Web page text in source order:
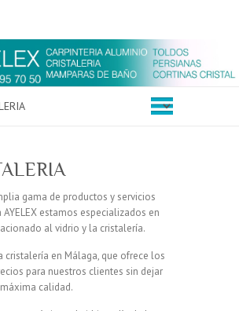
gama de productos y servicios
AYELEX estamos especializados en
al vidrio y la cristalería.
cristalería en Málaga, que ofrece los
para nuestros clientes sin dejar
calidad.